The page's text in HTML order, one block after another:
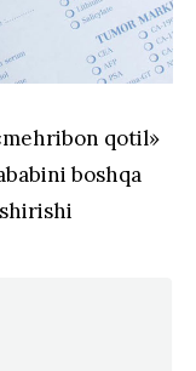
qotil»
boshqa